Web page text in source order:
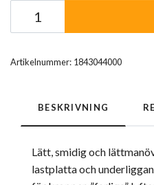
Artikelnummer: 1843044000
BESKRIVNING
Lätt, smidig och
lastplatta och